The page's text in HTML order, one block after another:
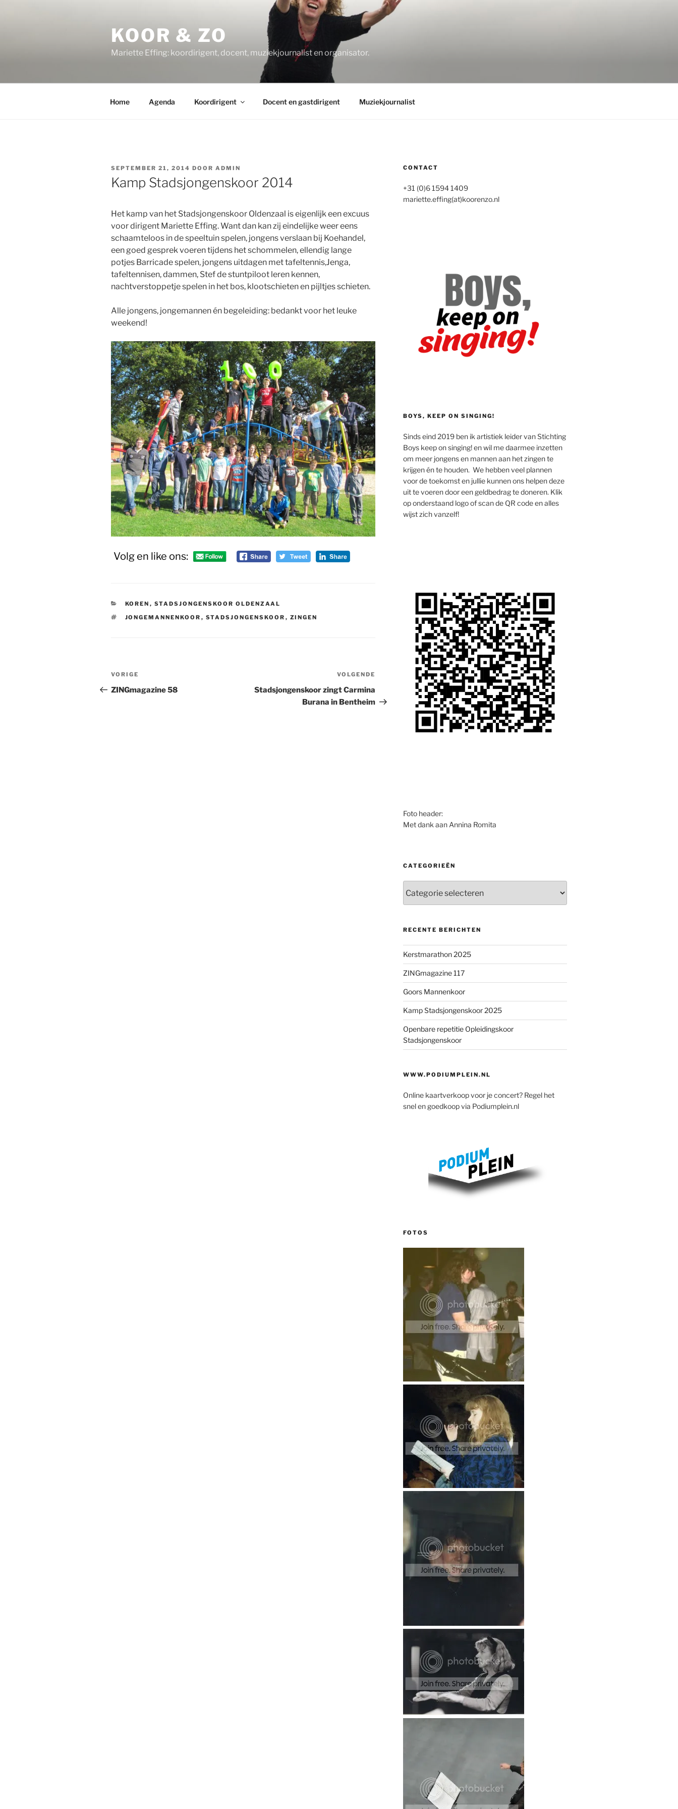
KOOR & ZO
Mariette Effing: koordirigent, docent, muziekjournalist en organisator.
Home Agenda Koordirigent Docent en gastdirigent Muziekjournalist
GEPLAATST
OP
SEPTEMBER 21, 2014 DOOR ADMIN
Kamp Stadsjongenskoor 2014
Het kamp van het Stadsjongenskoor Oldenzaal is eigenlijk een excuus
voor dirigent Mariette Effing. Want dan kan zij eindelijke weer eens
schaamteloos in de speeltuin spelen, jongens verslaan bij Koehandel,
een goed gesprek voeren tijdens het schommelen, ellendig lange
potjes Barricade spelen, jongens uitdagen met tafeltennis,Jenga,
tafeltennisen, dammen, Stef de stuntpiloot leren kennen,
nachtverstoppetje spelen in het bos, klootschieten en pijltjes schieten.
Alle jongens, jongemannen én begeleiding: bedankt voor het leuke
weekend!
Volg en like ons:
CATEGORIEËN
KOREN , STADSJONGENSKOOR OLDENZAAL
TAGS
JONGEMANNENKOOR , STADSJONGENSKOOR , ZINGEN
Bericht
navigatie
Vorig
bericht
VORIGE
ZINGmagazine 58
VOLGENDE
Stadsjongenskoor zingt Carmina
Burana in Bentheim
CONTACT
+31 (0)6 1594 1409
mariette.effing(at)koorenzo.nl
BOYS, KEEP ON SINGING!
Sinds eind 2019 ben ik artistiek leider van Stichting
Boys keep on singing! en wil me daarmee inzetten
om meer jongens en mannen aan het zingen te
krijgen én te houden. We hebben veel plannen
voor de toekomst en jullie kunnen ons helpen deze
uit te voeren door een geldbedrag te doneren. Klik
op onderstaand logo of scan de QR code en alles
wijst zich vanzelf!
Foto header:
Met dank aan Annina Romita
CATEGORIEËN
RECENTE BERICHTEN
Kerstmarathon 2025
ZINGmagazine 117
Goors Mannenkoor
Kamp Stadsjongenskoor 2025
Openbare repetitie Opleidingskoor
Stadsjongenskoor
WWW.PODIUMPLEIN.NL
Online kaartverkoop voor je concert? Regel het
snel en goedkoop via Podiumplein.nl
FOTOS